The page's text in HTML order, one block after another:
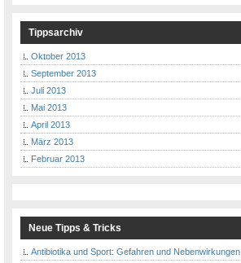
Tippsarchiv
Oktober 2013
September 2013
Juli 2013
Mai 2013
April 2013
März 2013
Februar 2013
Neue Tipps & Tricks
Antibiotika und Sport: Gefahren und Nebenwirkungen